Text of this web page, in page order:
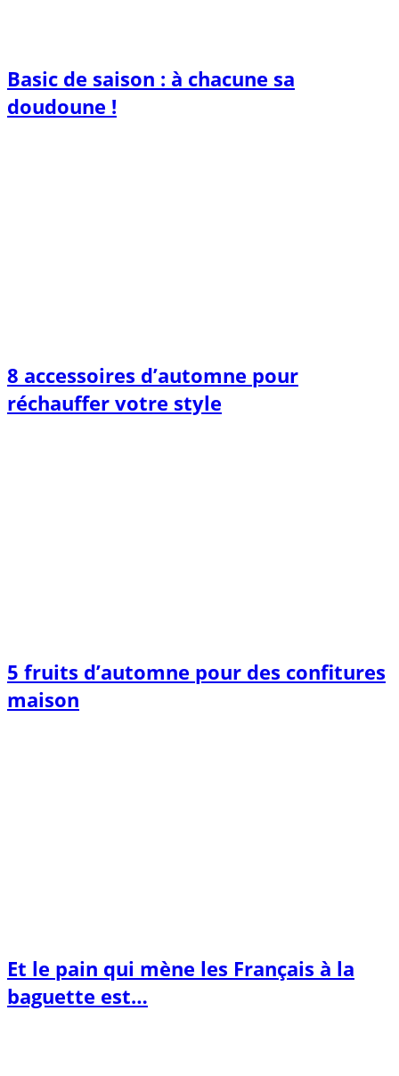
Basic de saison : à chacune sa
doudoune !
8 accessoires d’automne pour
réchauffer votre style
5 fruits d’automne pour des confitures
maison
Et le pain qui mène les Français à la
baguette est…